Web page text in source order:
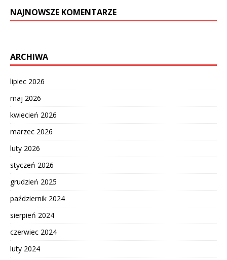
NAJNOWSZE KOMENTARZE
ARCHIWA
lipiec 2026
maj 2026
kwiecień 2026
marzec 2026
luty 2026
styczeń 2026
grudzień 2025
październik 2024
sierpień 2024
czerwiec 2024
luty 2024